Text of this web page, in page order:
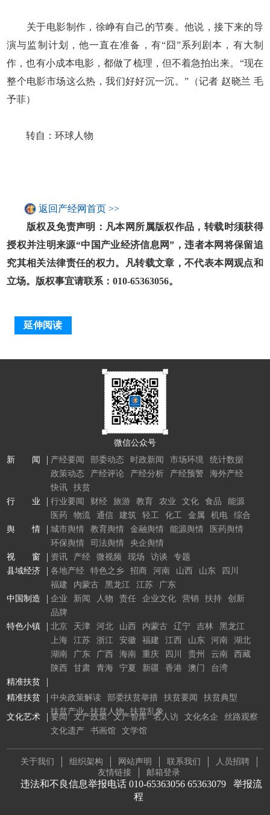
关于电影制作，徐峥有自己的节奏。他说，接下来的导
演与监制计划，他一直在准备，有“囧”系列剧本，有大制
作，也有小成本电影，都做了梳理，但不着急拍出来。“现在
整个电影市场这么热，我们好好沉一沉。”（记者 赵晓兰 毛
予菲）
转自：环球人物
返回产经网首页 >>
版权及免责声明：凡本网所属版权作品，转载时须获得
授权并注明来源“中国产业经济信息网”，违者本网将保留追
究其相关法律责任的权力。凡转载文章，不代表本网观点和
立场。版权事宜请联系：010-65363056。
延伸阅读
微信公众号
新 闻
产经要闻 部委动态 时政新闻 市场环境
统计数据
政策动态
产经评论 产经分析 产经预警
海外产经
快讯
扶贫
行 业
行业要闻 财经 旅游 教育 农业 文化 食品
能源
医药
物流 通信 建筑 轻工 化工 金属 机电
综合
舆 情
城市舆情 教育舆情 金融舆情 能源舆情
医药舆情
环保舆情
司法舆情
央企舆情
视 窗
资讯 产经 微视频 现场 访谈
专题
县域经济
各地产经 特色之乡 招商 河南 山西 山东
四川
福建
内蒙古 黑龙江 江苏
广东
中国制造
企业 新闻 人物 责任 企业文化 营销 扶持
创新
品牌
特色小镇
北京 天津 河北 山西 内蒙古 辽宁 吉林
黑龙江
上海
江苏 浙江 安徽 福建 江西 山东 河南
湖北
湖南
广东 广西 海南 重庆 四川 贵州 云南
西藏
陕西
甘肃 青海 宁夏 新疆 香港 澳门
台湾
精准扶贫
文化艺术 要闻 文产政策 文产智库 名人访 文化名企
丝路观察
文化遗产
书画馆 文学馆
精准扶贫 中央政策解读 部委扶贫举措 扶贫要闻
扶贫典型
扶贫产业
扶贫人物 扶贫乱象
关于我们 组织架构 网站声明 联系我们
人员招聘
友情链接
邮箱登录
违法和不良信息举报电话 010-65363056 65363079 举报流
程